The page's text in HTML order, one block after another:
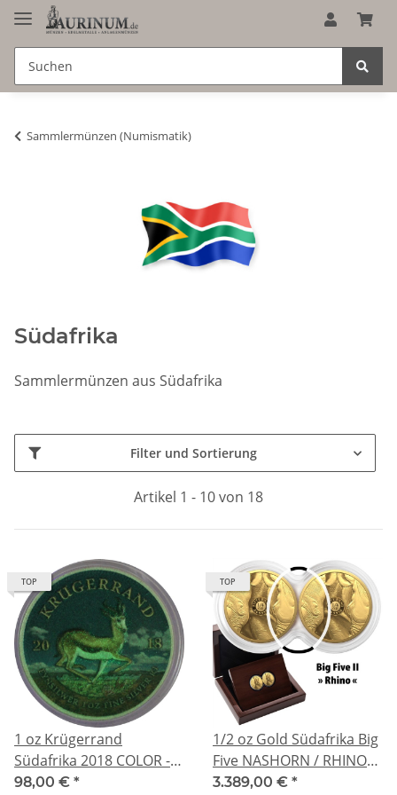
Sammlermünzen (Numismatik)
Südafrika
Sammlermünzen aus Südafrika
Filter und Sortierung
Artikel 1 - 10 von 18
TOP
1 oz Krügerrand
Südafrika 2018 COLOR -
SPRINGBOCK - Glow-in-
98,00 € *
TOP
1/2 oz Gold Südafrika Big
Five NASHORN / RHINO
2025 Proof South Africa -
3.389,00 € *